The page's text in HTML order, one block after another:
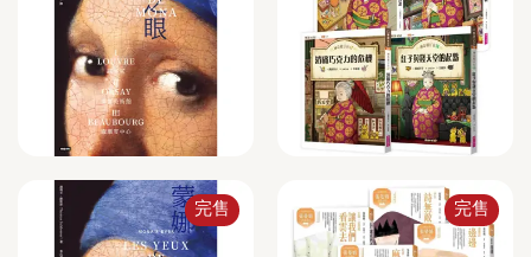
完售 完售